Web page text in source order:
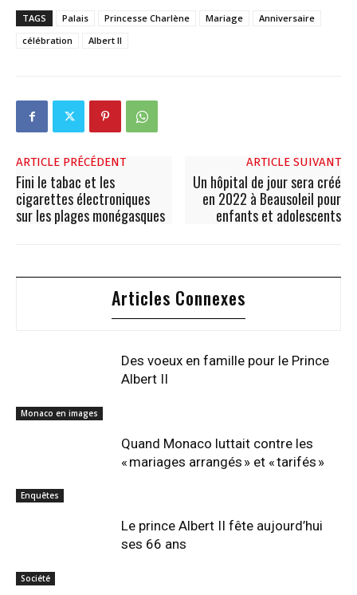
TAGS Palais Princesse Charlène Mariage
Anniversaire
célébration
Albert II
ARTICLE PRÉCÉDENT
Fini le tabac et les
cigarettes électroniques
sur les plages monégasques
ARTICLE SUIVANT
Un hôpital de jour sera créé
en 2022 à Beausoleil pour
enfants et adolescents
Articles Connexes
Monaco en images
Des voeux en famille pour le Prince
Albert II
Enquêtes
Quand Monaco luttait contre les
« mariages arrangés » et « tarifés »
Société
Le prince Albert II fête aujourd’hui
ses 66 ans